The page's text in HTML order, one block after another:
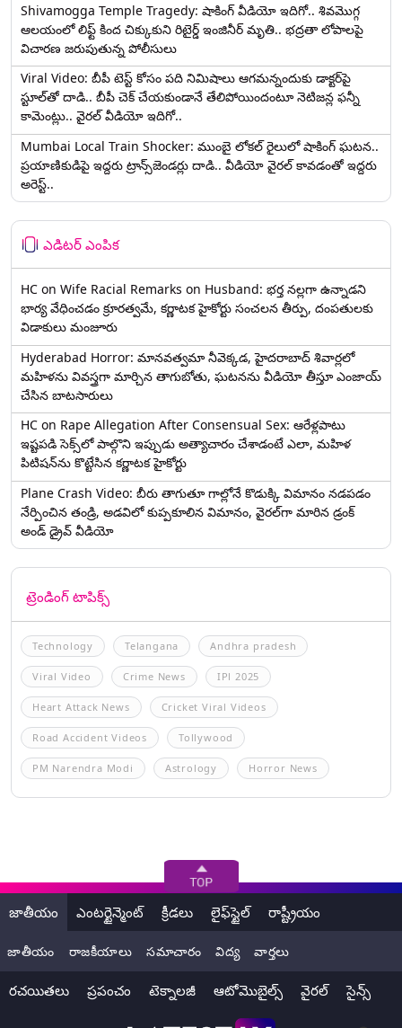
Shivamogga Temple Tragedy: షాకింగ్ వీడియో ఇదిగో.. శివమొగ్గ
ఆలయంలో లిఫ్ట్ కింద చిక్కుకుని రిటైర్డ్ ఇంజినీర్ మృతి.. భద్రతా లోపాలపై
విచారణ జరుపుతున్న పోలీసులు
Viral Video: బీపీ టెస్ట్‌ కోసం పది నిమిషాలు ఆగమన్నందుకు డాక్టర్‌పై
స్టూల్‌తో దాడి.. బీపీ చెక్ చేయకుండానే తేలిపోయిందంటూ నెటిజన్ల ఫన్నీ
కామెంట్లు.. వైరల్ వీడియో ఇదిగో..
Mumbai Local Train Shocker: ముంబై లోకల్ రైలులో షాకింగ్ ఘటన..
ప్రయాణికుడిపై ఇద్దరు ట్రాన్స్‌జెండర్లు దాడి.. వీడియో వైరల్ కావడంతో ఇద్దరు
అరెస్ట్..
ఎడిటర్ ఎంపిక
HC on Wife Racial Remarks on Husband: భర్త న‌ల్ల‌గా ఉన్నాడ‌ని
భార్య వేధించ‌డం క్రూర‌త్వ‌మే, కర్ణాటక హైకోర్టు సంచలన తీర్పు, దంపతులకు
విడాకులు మంజూరు
Hyderabad Horror: మానవత్వమా నీవెక్కడ, హైదరాబాద్ శివార్లలో
మహిళను వివస్త్రగా మార్చిన తాగుబోతు, ఘటనను వీడియో తీస్తూ ఎంజాయ్
చేసిన బాటసారులు
HC on Rape Allegation After Consensual Sex: ఆరేళ్లపాటు
ఇష్టపడి సెక్స్‌లో పాల్గొని ఇప్పుడు అత్యాచారం చేశాడంటే ఎలా, మహిళ
పిటిషన్‌ను కొట్టేసిన కర్ణాటక హైకోర్టు
Plane Crash Video: బీరు తాగుతూ గాల్లోనే కొడుక్కి విమానం నడపడం
నేర్పించిన తండ్రి, అడవిలో కుప్పకూలిన విమానం, వైరల్‌గా మారిన డ్రంక్‌
అండ్ డ్రైవ్ వీడియో
ట్రెండింగ్ టాపిక్స్
Technology Telangana Andhra pradesh
Viral Video Crime News IPl 2025
Heart Attack News Cricket Viral Videos
Road Accident Videos Tollywood
PM Narendra Modi Astrology Horror News
జాతీయం ఎంటర్టైన్మెంట్ క్రీడలు లైఫ్‌స్టైల్ రాష్ట్రీయం
జాతీయం రాజకీయాలు సమాచారం విద్య వార్తలు
రచయితలు ప్రపంచం టెక్నాలజీ ఆటోమొబైల్స్ వైరల్ సైన్స్